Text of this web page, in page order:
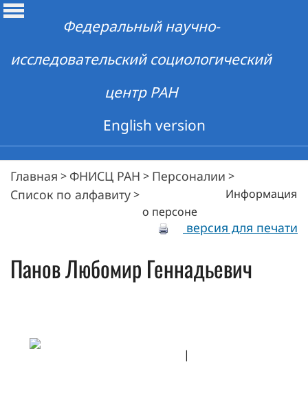
Федеральный научно-
исследовательский социологический
центр РАН
English version
Главная > ФНИСЦ РАН > Персоналии >
Список по алфавиту>
Информация
о персоне
версия для печати
ПановЛюбомир Геннадьевич
|